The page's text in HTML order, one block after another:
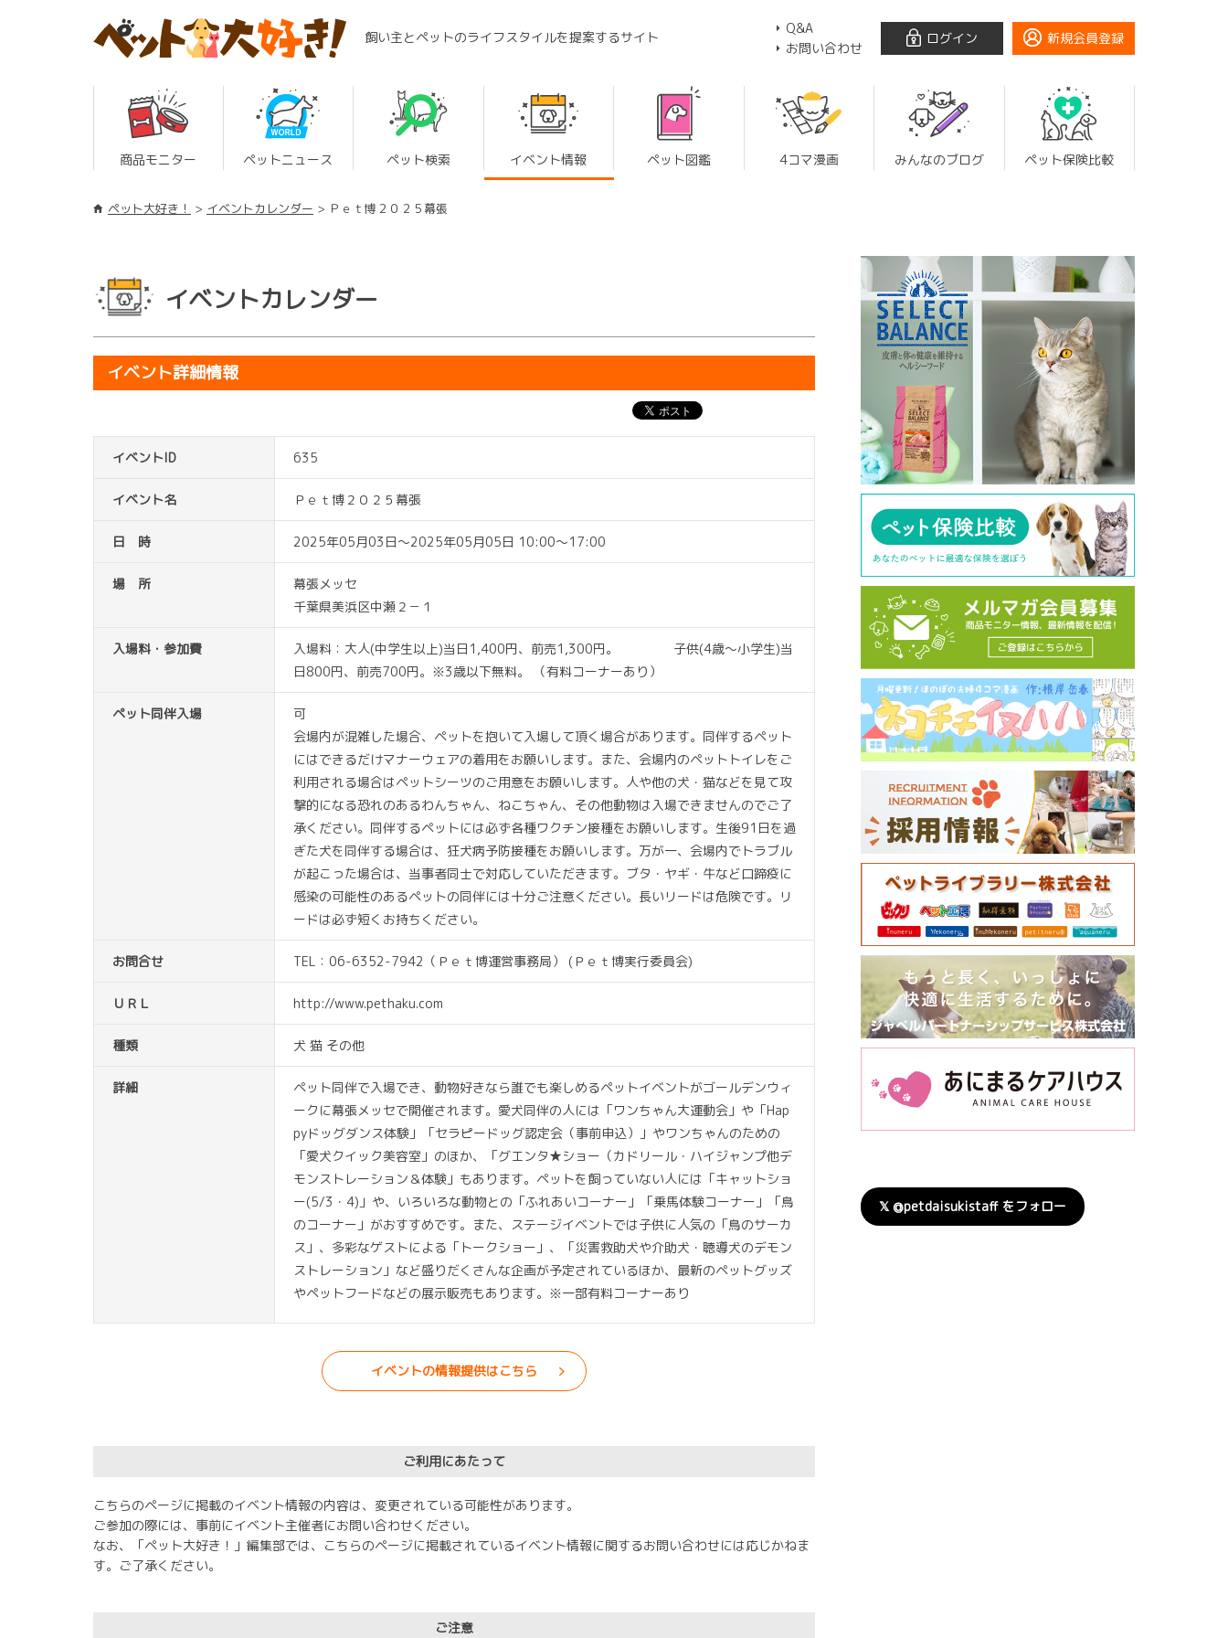
飼い主とペットのライフスタイルを提案するサイト
Q&A
お問い合わせ
ログイン 新規会員登録
商品モニター ペットニュース ペット検索 イベント情報 ペット図鑑 4コマ漫画 みんなのブログ ペット保険比較
ペット大好き！ イベントカレンダー Ｐｅｔ博２０２５幕張
イベントカレンダー
イベント詳細情報
イベントID 635
イベント名 Ｐｅｔ博２０２５幕張
日 時 2025年05月03日〜2025年05月05日 10:00〜17:00
場 所
幕張メッセ
千葉県美浜区中瀬２－１
入場料・参加費
入場料：大人(中学生以上)当日1,400円、前売1,300円。 子供(4歳～小学生)当
日800円、前売700円。※3歳以下無料。 （有料コーナーあり）
ペット同伴入場
可
会場内が混雑した場合、ペットを抱いて入場して頂く場合があります。同伴するペット
にはできるだけマナーウェアの着用をお願いします。また、会場内のペットトイレをご
利用される場合はペットシーツのご用意をお願いします。人や他の犬・猫などを見て攻
撃的になる恐れのあるわんちゃん、ねこちゃん、その他動物は入場できませんのでご了
承ください。同伴するペットには必ず各種ワクチン接種をお願いします。生後91日を過
ぎた犬を同伴する場合は、狂犬病予防接種をお願いします。万が一、会場内でトラブル
が起こった場合は、当事者同士で対応していただきます。ブタ・ヤギ・牛など口蹄疫に
感染の可能性のあるペットの同伴には十分ご注意ください。長いリードは危険です。リ
ードは必ず短くお持ちください。
お問合せ TEL：06-6352-7942（Ｐｅｔ博運営事務局） (Ｐｅｔ博実行委員会)
ＵＲＬ http://www.pethaku.com
種類 犬 猫 その他
詳細
ペット同伴で入場でき、動物好きなら誰でも楽しめるペットイベントがゴールデンウィ
ークに幕張メッセで開催されます。愛犬同伴の人には「ワンちゃん大運動会」や「Hap
pyドッグダンス体験」「セラピードッグ認定会（事前申込）」やワンちゃんのための
「愛犬クイック美容室」のほか、「グエンタ★ショー（カドリール・ハイジャンプ他デ
モンストレーション＆体験」もあります。ペットを飼っていない人には「キャットショ
ー(5/3・4)」や、いろいろな動物との「ふれあいコーナー」「乗馬体験コーナー」「鳥
のコーナー」がおすすめです。また、ステージイベントでは子供に人気の「鳥のサーカ
ス」、多彩なゲストによる「トークショー」、「災害救助犬や介助犬・聴導犬のデモン
ストレーション」など盛りだくさんな企画が予定されているほか、最新のペットグッズ
やペットフードなどの展示販売もあります。※一部有料コーナーあり
イベントの情報提供はこちら
ご利用にあたって
こちらのページに掲載のイベント情報の内容は、変更されている可能性があります。
ご参加の際には、事前にイベント主催者にお問い合わせください。
なお、「ペット大好き！」編集部では、こちらのページに掲載されているイベント情報に関するお問い合わせには応じかねま
す。ご了承ください。
ご注意
𝕏 @petdaisukistaff をフォロー